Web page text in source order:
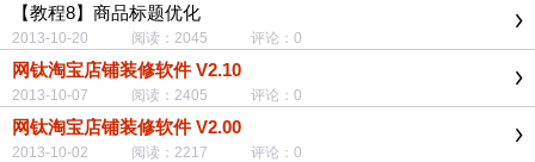
【教程8】商品标题优化
2013-10-20 阅读：2045 评论：0
网钛淘宝店铺装修软件 V2.10
2013-10-07 阅读：2405 评论：0
网钛淘宝店铺装修软件 V2.00
2013-10-02 阅读：2217 评论：0